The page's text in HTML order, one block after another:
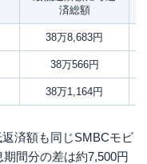
済総額
38万8,683円
38万566円
38万1,164円
済額も同じSMBCモビ
間分の差は約7,500円